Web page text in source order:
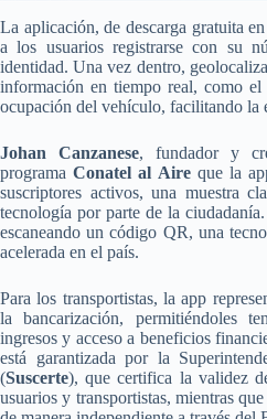
La aplicación, de descarga gratuita
a los usuarios registrarse con su
identidad. Una vez dentro,
información en tiempo real, como
ocupación del vehículo, facilitando la
Johan Canzanese, fundador y
programaConatel al Aire que la
suscriptores activos, una muestra
tecnología por parte de la
escaneando un código QR, una
acelerada en el país.
Para los transportistas, la app
la bancarización, permitiéndoles
ingresos y acceso a beneficios
está garantizada por la
(Suscerte), que certifica la validez
usuarios y transportistas, mientras